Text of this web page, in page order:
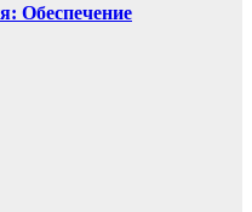
Обеспечение